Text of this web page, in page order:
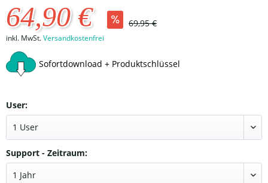
64,90 € 69,95 €
inkl. MwSt.Versandkostenfrei
Sofortdownload + Produktschlüssel
User:
Support - Zeitraum: